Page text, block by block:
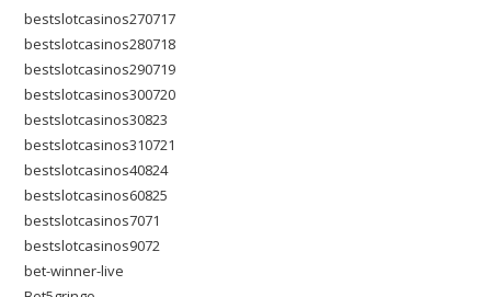
bestslotcasinos270717
bestslotcasinos280718
bestslotcasinos290719
bestslotcasinos300720
bestslotcasinos30823
bestslotcasinos310721
bestslotcasinos40824
bestslotcasinos60825
bestslotcasinos7071
bestslotcasinos9072
bet-winner-live